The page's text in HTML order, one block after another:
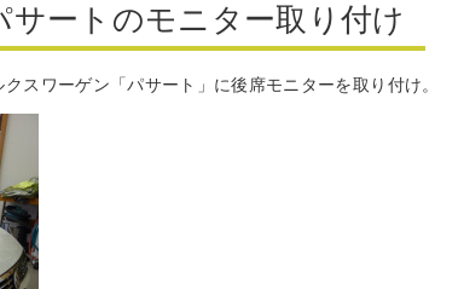
サートのモニター取り付け
スワーゲン「パサート」に後席モニターを取り付け。